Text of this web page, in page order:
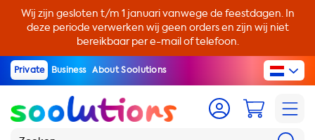
Wij zijn gesloten t/m 1 januari vanwege de feestdagen. In
deze periode verwerken wij geen orders en zijn wij niet
bereikbaar per e-mail of telefoon.
Private Business About Soolutions